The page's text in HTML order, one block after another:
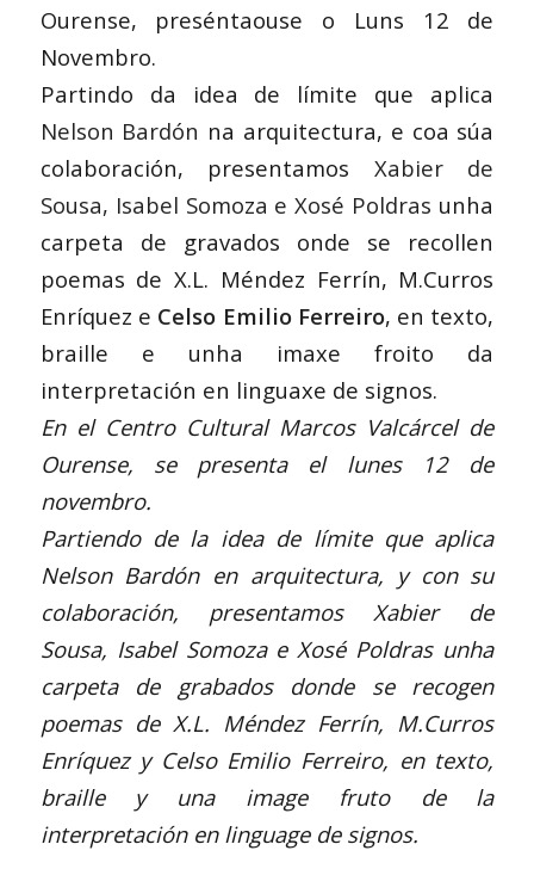
Ourense, preséntaouse o Luns 12 de
Novembro.
Partindo da idea de límite que aplica
Nelson Bardón na arquitectura, e coa súa
colaboración, presentamos Xabier de
Sousa, Isabel Somoza e Xosé Poldras unha
carpeta de gravados onde se recollen
poemas de X.L. Méndez Ferrín, M.Curros
Enríquez e Celso Emilio Ferreiro, en texto,
braille e unha imaxe froito da
interpretación en linguaxe de signos.
En el Centro Cultural Marcos Valcárcel de
Ourense, se presenta el lunes 12 de
novembro.
Partiendo de la idea de límite que aplica
Nelson Bardón en arquitectura, y con su
colaboración, presentamos Xabier de
Sousa, Isabel Somoza e Xosé Poldras unha
carpeta de grabados donde se recogen
poemas de X.L. Méndez Ferrín, M.Curros
Enríquez y Celso Emilio Ferreiro, en texto,
braille y una image fruto de la
interpretación en linguage de signos.